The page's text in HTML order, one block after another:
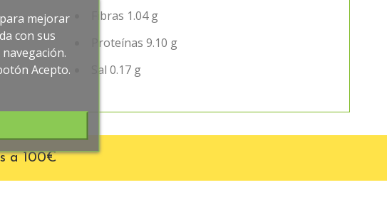
Fibras 1.04 g
Proteínas 9.10 g
Sal 0.17 g
a 100€
mejorar
con sus
Acepto.